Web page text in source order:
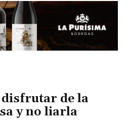
disfrutar de la
y no liarla